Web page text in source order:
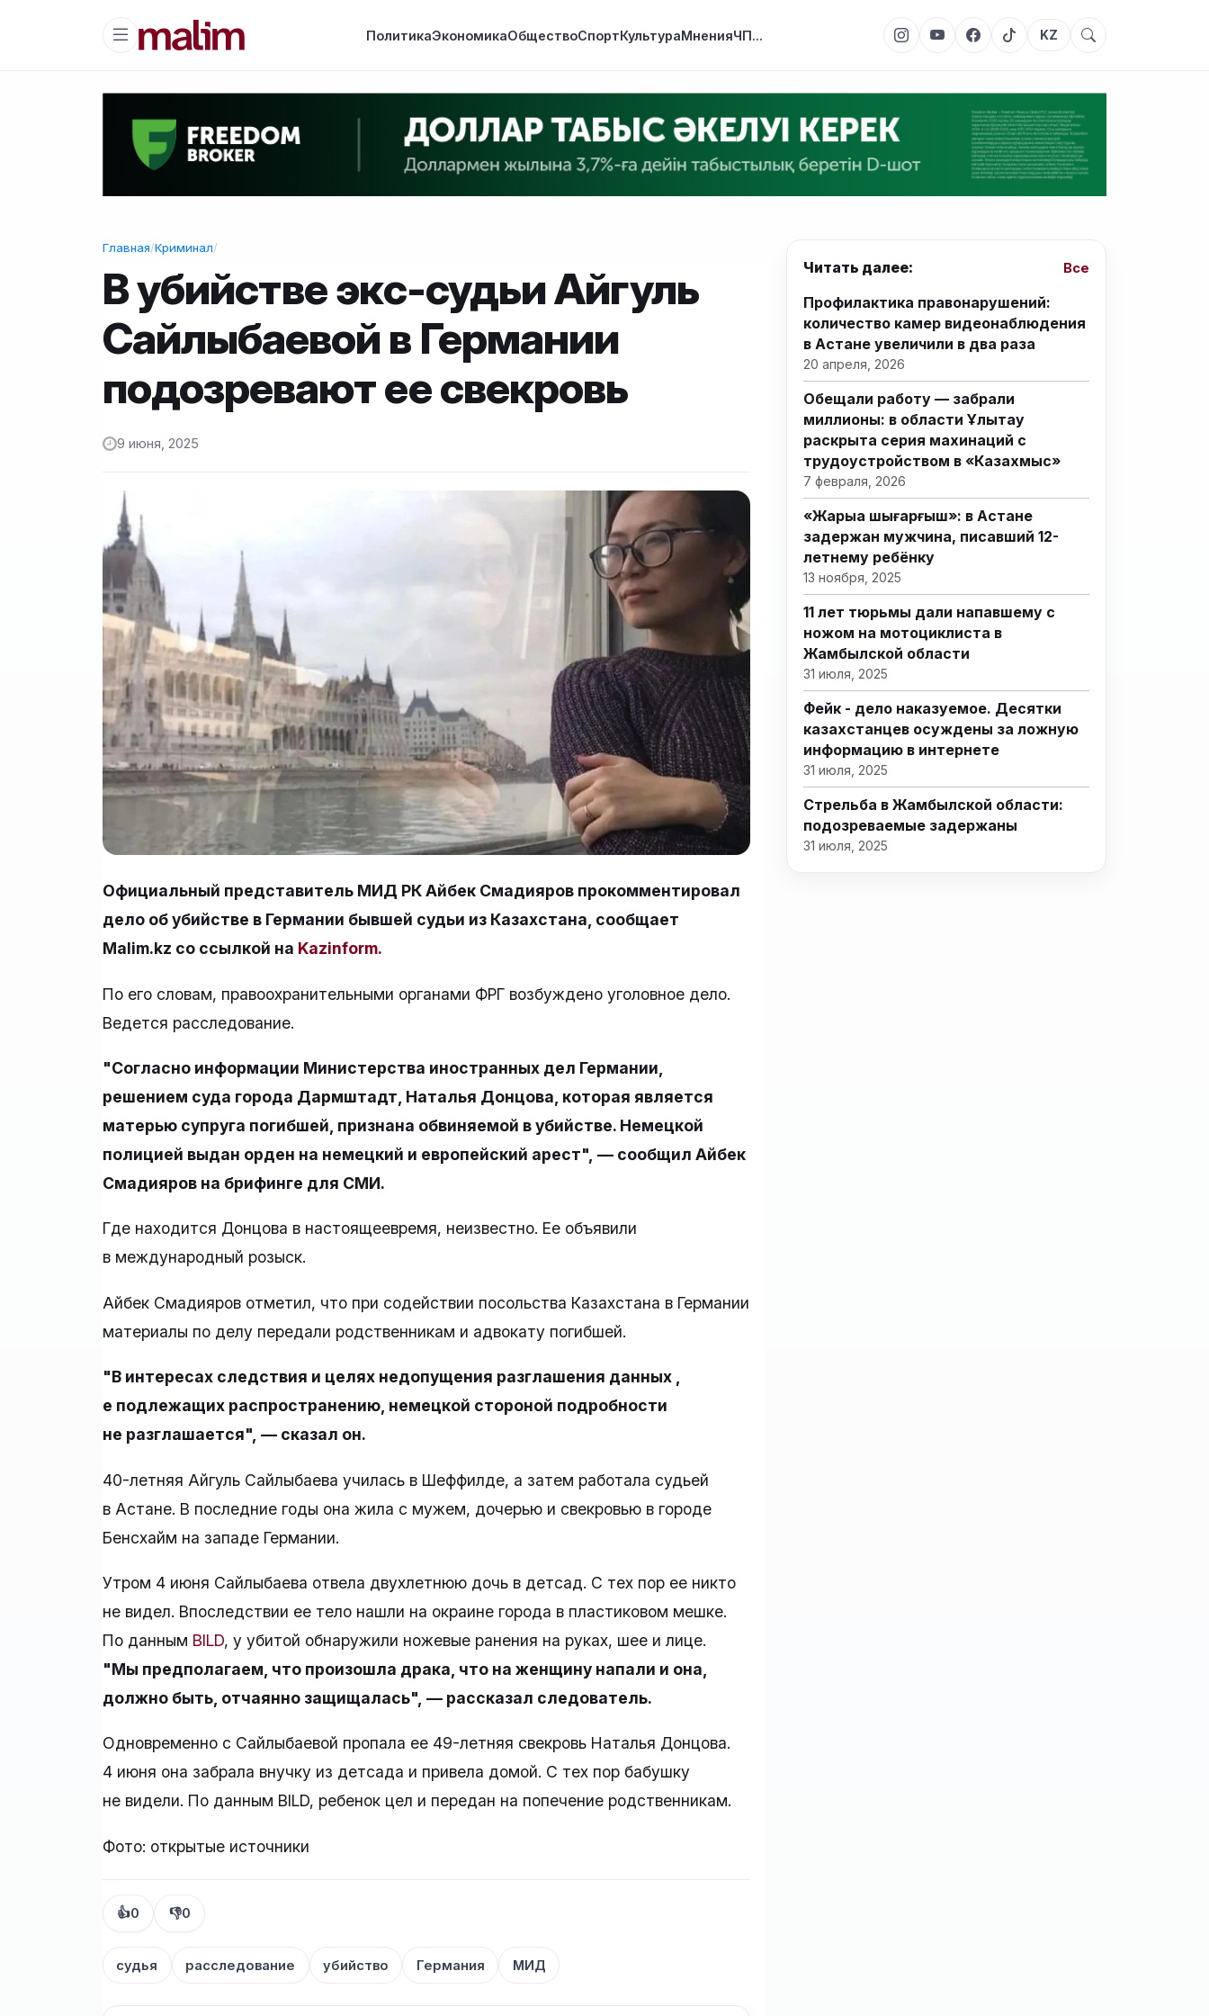
ПолитикаЭкономикаОбществоСпортКультураМненияЧП... KZ
Главная/Криминал/
В убийстве экс-судьи Айгуль
Сайлыбаевой в Германии
подозревают ее свекровь
9 июня, 2025
Официальный представитель МИД РК Айбек Смадияров прокомментировал
дело об убийстве в Германии бывшей судьи из Казахстана, сообщает
Malim.kz со ссылкой на Kazinform.
По его словам, правоохранительными органами ФРГ возбуждено уголовное дело.
Ведется расследование.
"Согласно информации Министерства иностранных дел Германии,
решением суда города Дармштадт, Наталья Донцова, которая является
матерью супруга погибшей, признана обвиняемой в убийстве. Немецкой
полицией выдан орден на немецкий и европейский арест", — сообщил Айбек
Смадияров на брифинге для СМИ.
Где находится Донцова в настоящеевремя, неизвестно. Ее объявили
в международный розыск.
Айбек Смадияров отметил, что при содействии посольства Казахстана в Германии
материалы по делу передали родственникам и адвокату погибшей.
"В интересах следствия и целях недопущения разглашения данных ,
е подлежащих распространению, немецкой стороной подробности
не разглашается", — сказал он.
40-летняя Айгуль Сайлыбаева училась в Шеффилде, а затем работала судьей
в Астане. В последние годы она жила с мужем, дочерью и свекровью в городе
Бенсхайм на западе Германии.
Утром 4 июня Сайлыбаева отвела двухлетнюю дочь в детсад. С тех пор ее никто
не видел. Впоследствии ее тело нашли на окраине города в пластиковом мешке.
По данным BILD, у убитой обнаружили ножевые ранения на руках, шее и лице.
"Мы предполагаем, что произошла драка, что на женщину напали и она,
должно быть, отчаянно защищалась", — рассказал следователь.
Одновременно с Сайлыбаевой пропала ее 49-летняя свекровь Наталья Донцова.
4 июня она забрала внучку из детсада и привела домой. С тех пор бабушку
не видели. По данным BILD, ребенок цел и передан на попечение родственникам.
Фото: открытые источники
👍0 👎0
судья расследование убийство Германия МИД
Читать далее: Все
Профилактика правонарушений:
количество камер видеонаблюдения
в Астане увеличили в два раза
20 апреля, 2026
Обещали работу — забрали
миллионы: в области Ұлытау
раскрыта серия махинаций с
трудоустройством в «Казахмыс»
7 февраля, 2026
«Жарыққа шығарғыш»: в Астане
задержан мужчина, писавший 12-
летнему ребёнку
13 ноября, 2025
11 лет тюрьмы дали напавшему с
ножом на мотоциклиста в
Жамбылской области
31 июля, 2025
Фейк - дело наказуемое. Десятки
казахстанцев осуждены за ложную
информацию в интернете
31 июля, 2025
Стрельба в Жамбылской области:
подозреваемые задержаны
31 июля, 2025